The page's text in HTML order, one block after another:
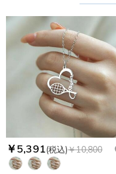
￥5,391(税込)￥10,800